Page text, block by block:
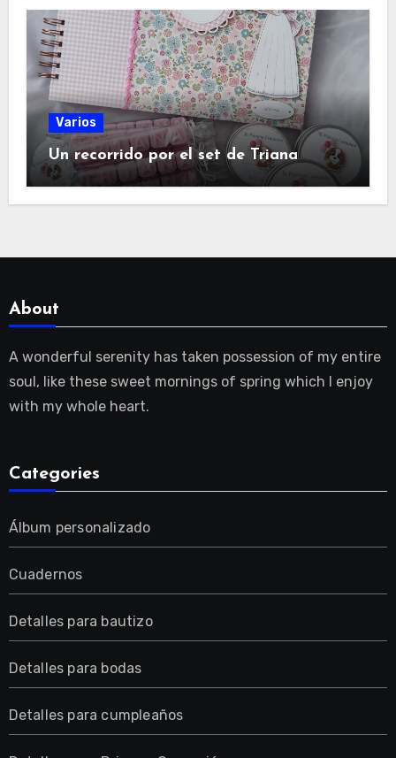
Varios
Un recorrido por el set de Triana
About
A wonderful serenity has taken possession of my entire
soul, like these sweet mornings of spring which I enjoy
with my whole heart.
Categories
Álbum personalizado
Cuadernos
Detalles para bautizo
Detalles para bodas
Detalles para cumpleaños